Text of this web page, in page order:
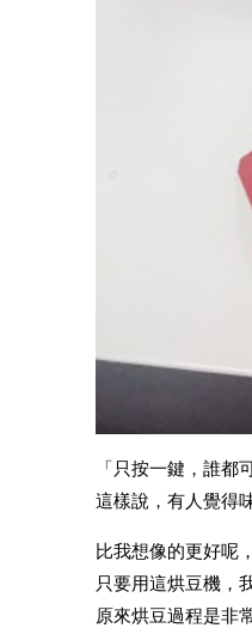
「只按一鍵，誰都
這樣說，有人覺得
比我想像的更好呢
只要用這烘豆機，
原來烘豆過程是非